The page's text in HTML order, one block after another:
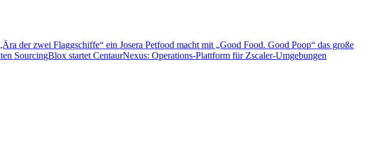
der zwei Flaggschiffe“ ein Josera Petfood macht mit „Good Food. Good Poop“ das große
SourcingBlox startet CentaurNexus: Operations-Plattform für Zscaler-Umgebungen